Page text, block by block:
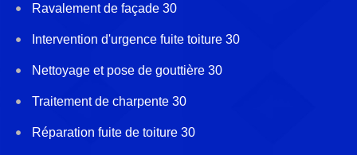
Ravalement de façade 30
Intervention d'urgence fuite toiture 30
Nettoyage et pose de gouttière 30
Traitement de charpente 30
Réparation fuite de toiture 30